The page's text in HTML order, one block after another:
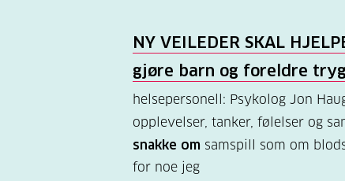
NY VEILEDER SKAL
gjøre barn og foreldre
helsepersonell: Psykolog Jon
opplevelser, tanker, følelser og
snakke om samspill som om
for noe jeg